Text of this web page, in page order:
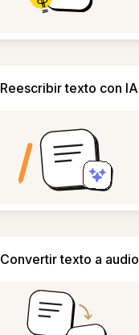
Reescribir texto con IA
Convertir texto a audio